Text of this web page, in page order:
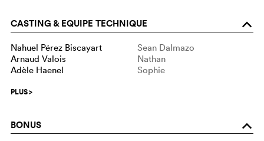
CASTING & EQUIPE TECHNIQUE o
Nahuel Pérez Biscayart
Sean Dalmazo
Arnaud Valois
Nathan
Adèle Haenel
Sophie
PLUS>
BONUS o